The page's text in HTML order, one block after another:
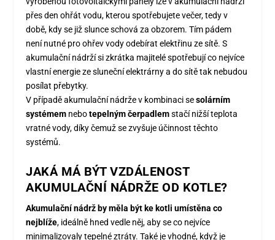
přes den ohřát vodu, kterou spotřebujete večer, tedy v
době, kdy se již slunce schová za obzorem. Tím pádem
není nutné pro ohřev vody odebírat elektřinu ze sítě. S
akumulační nádrží si zkrátka majitelé spotřebují co nejvíce
vlastní energie ze sluneční elektrárny a do sítě tak nebudou
posílat přebytky.
V případě akumulační nádrže v kombinaci sesolárním
systémem nebotepelným čerpadlemstačí nižší teplota
vratné vody, díky čemuž se zvyšuje účinnost těchto
systémů.
JAKÁ MÁ BÝT VZDÁLENOST
AKUMULAČNÍ NÁDRŽE OD KOTLE?
Akumulační nádrž by měla být ke kotli umístěna co
nejblíže, ideálně hned vedle něj, aby se co nejvíce
minimalizovaly tepelné ztráty. Také je vhodné, když je